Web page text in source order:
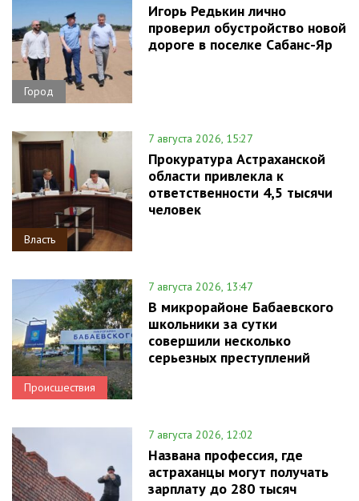
Город
Игорь Редькин лично
проверил обустройство новой
дороге в поселке Сабанс-Яр
Власть
7 августа 2026, 15:27
Прокуратура Астраханской
области привлекла к
ответственности 4,5 тысячи
человек
Происшествия
7 августа 2026, 13:47
В микрорайоне Бабаевского
школьники за сутки
совершили несколько
серьезных преступлений
7 августа 2026, 12:02
Названа профессия, где
астраханцы могут получать
зарплату до 280 тысяч